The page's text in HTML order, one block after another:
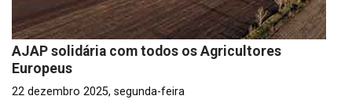
AJAP solidária com todos os Agricultores
Europeus
22 dezembro 2025, segunda-feira